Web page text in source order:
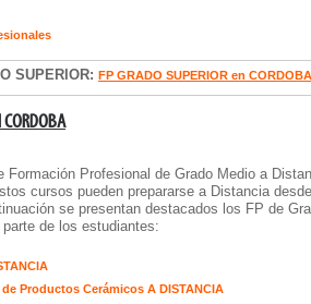
SUPERIOR: FP GRADO SUPERIOR en CORDOBA
CORDOBA
Formación Profesional de Grado Medio a
cursos pueden prepararse a Distancia
se presentan destacados los FP de
de los estudiantes:
Productos Cerámicos A DISTANCIA